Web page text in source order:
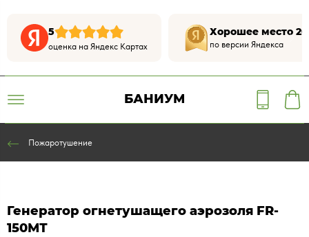
5
оценка на Яндекс Картах
Хорошее место
по версии Яндекса
БАНИУМ
Пожаротушение
Генератор огнетушащего аэрозоля FR-
150МТ